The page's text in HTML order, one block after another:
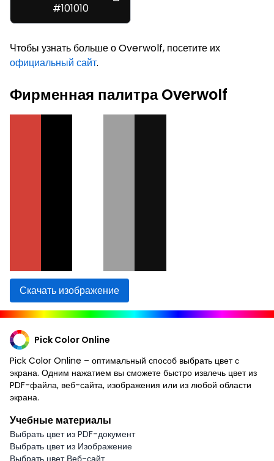
#101010
Чтобы узнать больше о Overwolf, посетите их
официальный сайт.
Фирменная палитра Overwolf
Скачать изображение
Pick Color Online
Pick Color Online – оптимальный способ выбрать цвет с
экрана. Одним нажатием вы сможете быстро извлечь цвет из
PDF-файла, веб-сайта, изображения или из любой области
экрана.
Учебные материалы
Выбрать цвет из PDF-документ
Выбрать цвет из Изображение
Выбрать цвет Веб-сайт